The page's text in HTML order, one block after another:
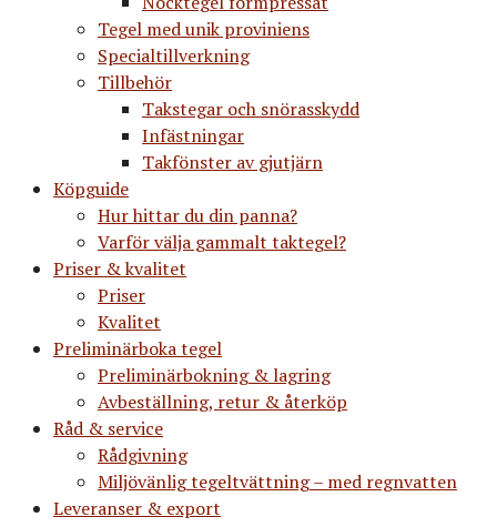
Tegel med unik proviniens
Specialtillverkning
Tillbehör
Takstegar och snörasskydd
Infästningar
Takfönster av gjutjärn
Köpguide
Hur hittar du din panna?
Varför välja gammalt taktegel?
Priser & kvalitet
Priser
Kvalitet
Preliminärboka tegel
Preliminärbokning & lagring
Avbeställning, retur & återköp
Råd & service
Rådgivning
Miljövänlig tegeltvättning – med regnvatten
Leveranser & export